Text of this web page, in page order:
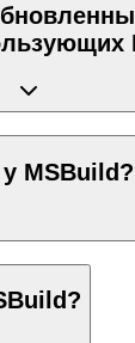
MSBuild?